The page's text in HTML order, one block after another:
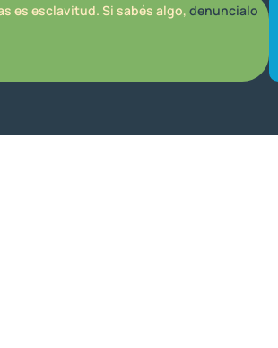
es esclavitud. Si sabés algo, denuncialo